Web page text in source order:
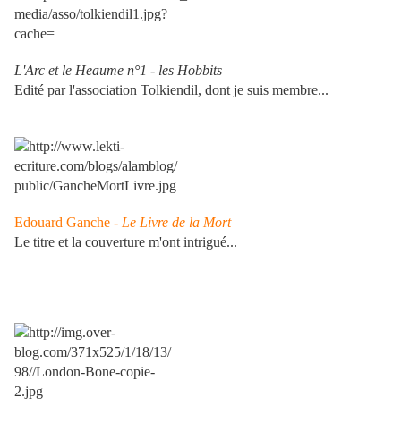
L'Arc et le Heaume n°1 - les Hobbits
Edité par l'association Tolkiendil, dont je suis membre...
Edouard Ganche - Le Livre de la Mort
Le titre et la couverture m'ont intrigué...